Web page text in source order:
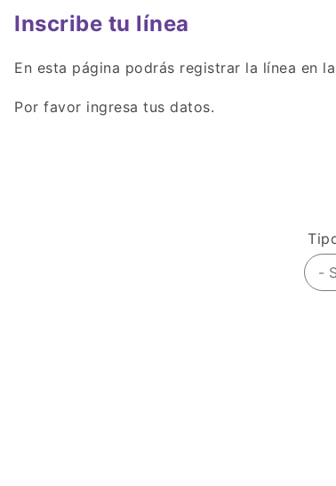
ayuda
a
navegación
Inscribe tu línea
En esta página podrás registrar la línea en
Por favor ingresa tus datos.
-